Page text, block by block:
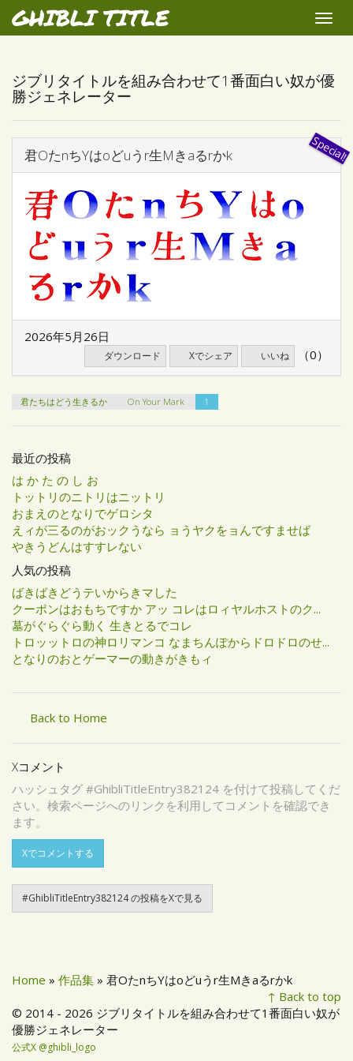
GHIBLI TITLE
Toggle
ジブリタイトルを組み合わせて1番面白い奴が優
勝ジェネレーター
君OたnちYはoどuうr生Mきaるrかk
2026年5月26日
ダウンロード Xでシェア いいね （0）
君たちはどう生きるか On Your Mark 1
最近の投稿
は か た の し お
トットリのニトリはニットリ
おまえのとなりでゲロシタ
えィが三るのがおックうなら ョうヤクをョんですませば
やきうどんはすすレない
人気の投稿
ばきばきどうテいからきマした
クーポンはおもちですか アッ コレはロィヤルホストのク...
墓がぐらぐら動く 生きとるでコレ
トロッットロの神ロリマンコ なまちんぽからドロドロのせ...
となりのおとゲーマーの動きがきもィ
Back to Home
Xコメント
ハッシュタグ #GhibliTitleEntry382124 を付けて投稿してくだ
さい。検索ページへのリンクを利用してコメントを確認でき
ます。
Xでコメントする
#GhibliTitleEntry382124 の投稿をXで見る
Home » 作品集 » 君OたnちYはoどuうr生Mきaるrかk
↑ Back to top
© 2014 - 2026 ジブリタイトルを組み合わせて1番面白い奴が
優勝ジェネレーター
公式X @ghibli_logo